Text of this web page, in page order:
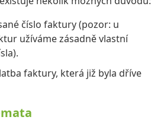
číslo faktury (pozor: u
užíváme zásadně vlastní
faktury, která již byla dříve